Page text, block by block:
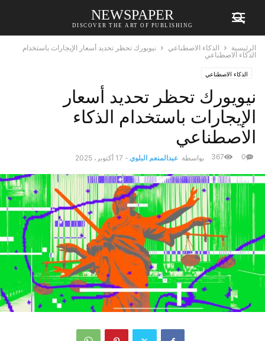
NEWSPAPER
DISCOVER THE ART OF PUBLISHING
الرئيسية الذكاء الاصطناعي
نيويورك تحظر تحديد أسعار الإيجارات باستخدام
الذكاء الاصطناعي
الذكاء الاصطناعي
نيويورك تحظر تحديد أسعار
الإيجارات باستخدام الذكاء
الاصطناعي
بواسطة عبدالمنعم البلوي - 17 أكتوبر، 2025 0
367